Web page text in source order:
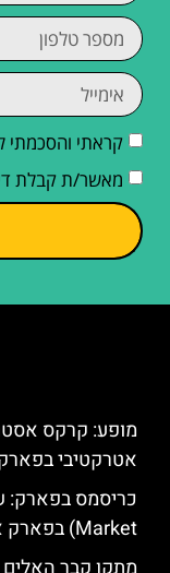
קראתי והסכמתי
מאשר/ת קבלת
אטרקטיבי
Market) בפארק אסטריקס